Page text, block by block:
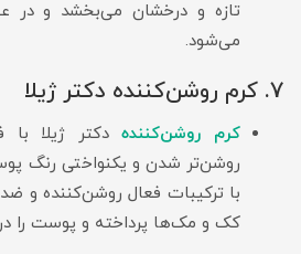
تازه و درخشان می‌بخشد و در
می‌شود.
7. کرم روشن‌کننده دکتر ژیلا
کرم روشن‌کنندهدکتر ژیلا با
روشن‌تر شدن و یکنواختی رنگ
با ترکیبات فعال روشن‌کننده و
کک و مک‌ها پرداخته و پوست را